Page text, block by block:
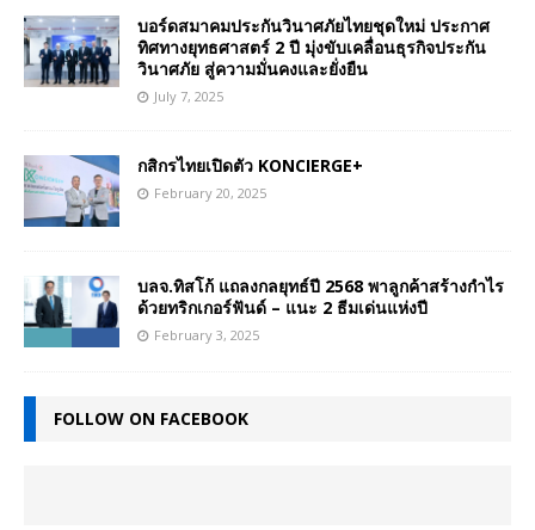
บอร์ดสมาคมประกันวินาศภัยไทยชุดใหม่ ประกาศ
ทิศทางยุทธศาสตร์ 2 ปี มุ่งขับเคลื่อนธุรกิจประกัน
วินาศภัย สู่ความมั่นคงและยั่งยืน
July 7, 2025
กสิกรไทยเปิดตัว KONCIERGE+
February 20, 2025
บลจ.ทิสโก้ แถลงกลยุทธ์ปี 2568 พาลูกค้าสร้างกำไร
ด้วยทริกเกอร์ฟันด์ – แนะ 2 ธีมเด่นแห่งปี
February 3, 2025
FOLLOW ON FACEBOOK